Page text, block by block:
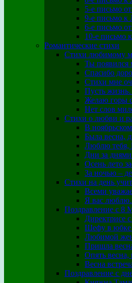
5-е письмо
9-е письмо к
6-е письмо
10-е письмо
Романтические стихи
Стихи любимому
Ты появился
Спасибо
Стихи мне
Пусть
Желаю горы
Нет слов
Стихи о любви и
В
Была весна,
Люблю тебя,
Дни за
Осень лето
За ночью –
Стихи на день
Всеми
Я вас
Поздравление с 8
Директрисе
Шефу в юбке
Любимой
Пришла
Опять
Весна
Поздравление с